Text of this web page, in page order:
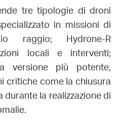
tre tipologie di droni
in missioni di
raggio; Hydrone-R
locali e interventi;
versione più potente,
critiche come la chiusura
la realizzazione di